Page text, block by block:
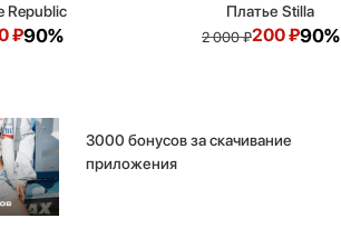
Republic
₽90%
Платье Stilla
2 000₽200₽90%
3000 бонусов за скачивание
приложения